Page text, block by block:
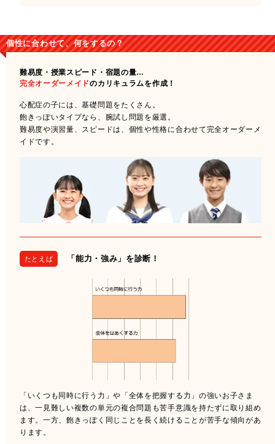
個性に合わせて、何をするの？
難易度・授業スピード・宿題の量…
完全オーダーメイドのカリキュラムを作成！
心配症の子には、基礎問題をたくさん。
飽きっぽいタイプなら、腕試し問題を厳選。
難易度や演習量、スピードは、個性や性格に合わせて完全オーダーメ
イドです。
たとえば 「能力・強み」を診断！
「いくつも同時に行う力」や「全体を把握する力」の強いお子さま
は、一見難しい複数の単元の複合問題も苦手意識を持たずに取り組め
ます。一方、飽きっぽく同じことを長く続けることが苦手な傾向があ
ります。